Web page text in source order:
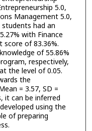
5.0,
Management 5.0,
students had an
with Finance
of 83.36%.
of 55.86%
respectively,
the level of 0.05.
the
= 3.57, SD =
it can be inferred
using the
of preparing